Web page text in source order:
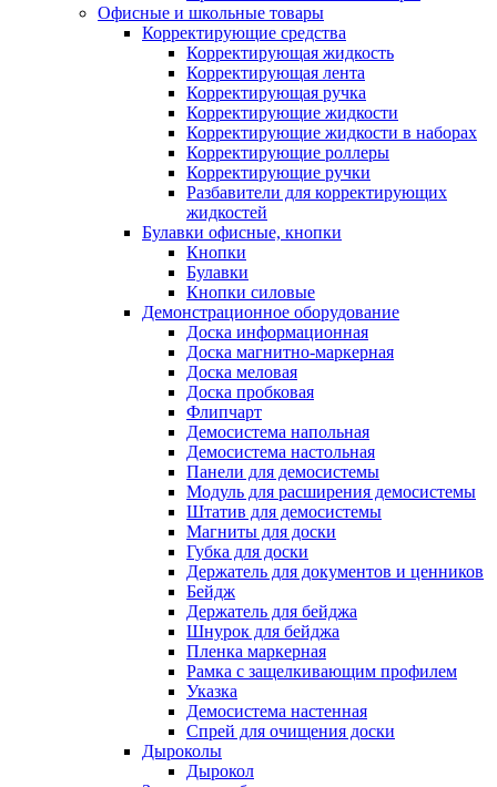
Офисные и школьные товары
Корректирующие средства
Корректирующая жидкость
Корректирующая лента
Корректирующая ручка
Корректирующие жидкости
Корректирующие жидкости в наборах
Корректирующие роллеры
Корректирующие ручки
Разбавители для корректирующих
жидкостей
Булавки офисные, кнопки
Кнопки
Булавки
Кнопки силовые
Демонстрационное оборудование
Доска информационная
Доска магнитно-маркерная
Доска меловая
Доска пробковая
Флипчарт
Демосистема напольная
Демосистема настольная
Панели для демосистемы
Модуль для расширения демосистемы
Штатив для демосистемы
Магниты для доски
Губка для доски
Держатель для документов и ценников
Бейдж
Держатель для бейджа
Шнурок для бейджа
Пленка маркерная
Рамка с защелкивающим профилем
Указка
Демосистема настенная
Спрей для очищения доски
Дыроколы
Дырокол